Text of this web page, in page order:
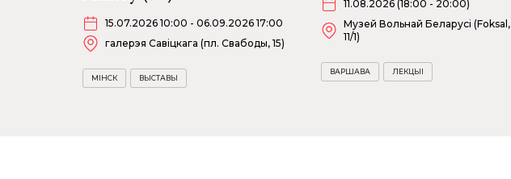
15.07.2026 10:00 - 06.09.2026 17:00
галерэя Савіцкага (пл. Свабоды, 15)
МІНСК ВЫСТАВЫ
11.08.2026 (18:00 - 20:00)
Музей Вольнай Беларусі (Foksal,
11/1)
ВАРШАВА ЛЕКЦЫІ